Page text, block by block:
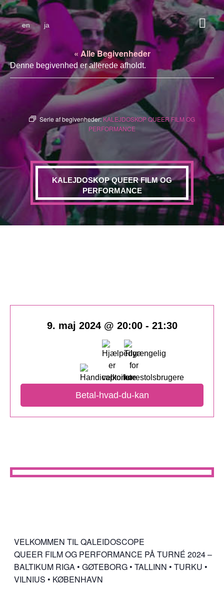
en ja
« Alle Begivenheder
Denne begivenhed er allerede afholdt.
Serie af begivenheder:KALEJDOSKOP QUEER FILM OG
PERFORMANCE
KALEJDOSKOP QUEER FILM OG
PERFORMANCE
9. maj 2024 @ 20:00- 21:30
Betal-hvad-du-kan
VELKOMMEN TIL QALEIDOSCOPE
QUEER FILM OG PERFORMANCE PÅ TURNÉ 2024 –
BALTIKUM RIGA • GØTEBORG • TALLINN • TURKU •
VILNIUS • KØBENHAVN